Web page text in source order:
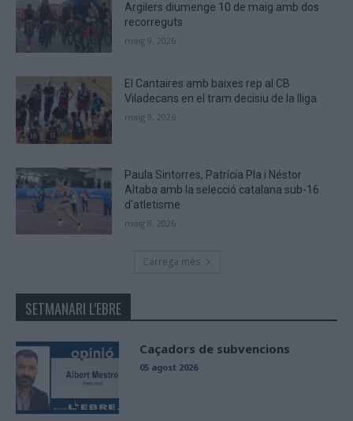
Argilers diumenge 10 de maig amb dos
recorreguts
maig 9, 2026
El Cantaires amb baixes rep al CB
Viladecans en el tram decisiu de la lliga
maig 9, 2026
Paula Sintorres, Patrícia Pla i Néstor
Altaba amb la selecció catalana sub-16
d’atletisme
maig 8, 2026
Carrega més
SETMANARI L'EBRE
Caçadors de subvencions
05 agost 2026